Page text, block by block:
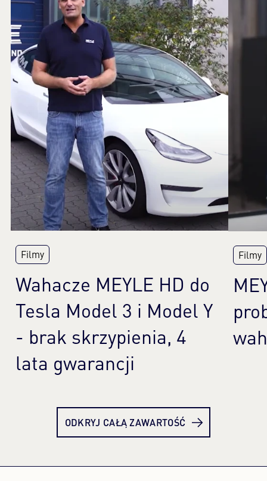
Filmy
Wahacze MEYLE HD do
Tesla Model 3 i Model Y
- brak skrzypienia, 4
lata gwarancji
Filmy
ODKRYJ CAŁĄ ZAWARTOŚĆ